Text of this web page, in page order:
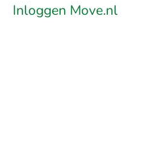
Inloggen Move.nl